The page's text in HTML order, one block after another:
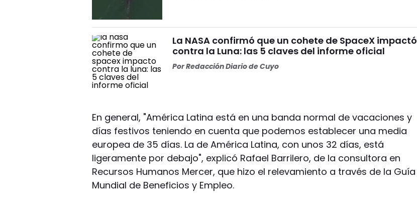
La NASA confirmó que un cohete de SpaceX impactó
contra la Luna: las 5 claves del informe oficial
PorRedacción Diario de Cuyo
En general, "América Latina está en una banda normal de vacaciones y
días festivos teniendo en cuenta que podemos establecer una media
europea de 35 días. La de América Latina, con unos 32 días, está
ligeramente por debajo", explicó Rafael Barrilero, de la consultora en
Recursos Humanos Mercer, que hizo el relevamiento a través de la Guía
Mundial de Beneficios y Empleo.